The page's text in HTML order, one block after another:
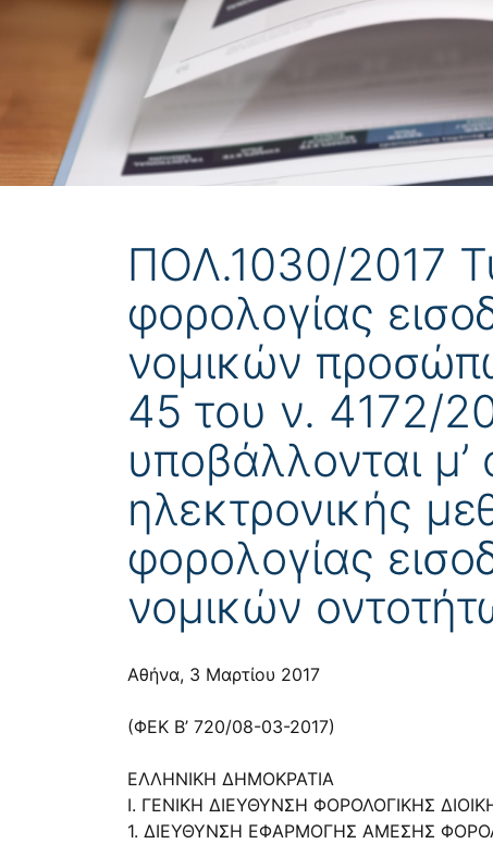
ΠΟΛ.1030/2017
φορολογίας
νομικών
45 του ν. 4172/
υποβάλλονται
ηλεκτρονικής
φορολογίας
νομικών
Αθήνα, 3 Μαρτίου 2017
(ΦΕΚ Β’ 720/08-03-2017)
ΕΛΛΗΝΙΚΗ ΔΗΜΟΚΡΑΤΙΑ
I. ΓΕΝΙΚΗ ΔΙΕΥΘΥΝΣΗ ΦΟΡΟΛΟΓΙΚΗΣ
1. ΔΙΕΥΘΥΝΣΗ ΕΦΑΡΜΟΓΗΣ ΑΜΕΣΗΣ